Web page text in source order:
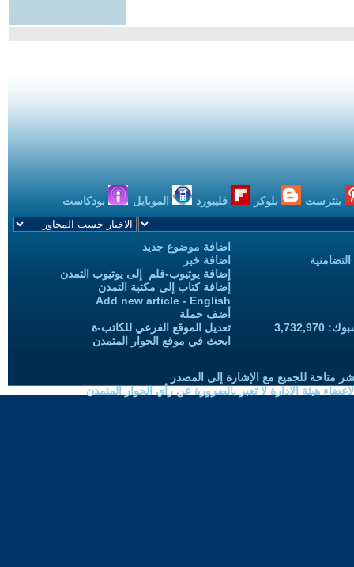
بنترست بلوكر فليبورد الموبايل بودكاست
اضافة موضوع جديد
اضافة خبر
إضافة يوتيوب-فلم إلى يوتيوب التمدن
إضافة كتاب إلى مكتبة التمدن
Add new article - English
أضف حملة
تعديل الموقع الفرعي للكاتب-ة
ابحث في موقع الحوار المتمدن
متاحة للجميع مع الإشارة إلى المصدر
هيئة الادارة لا تعبر بالضرورة عن رأي الحوار المتمدن